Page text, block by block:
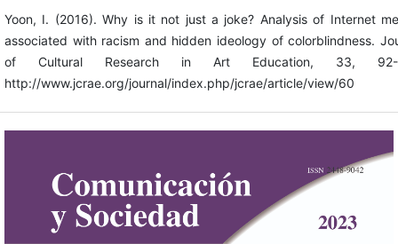
Yoon, I. (2016). Why is it not just a joke? Analysis of Internet
associated with racism and hidden ideology of colorblindness.
of Cultural Research in Art Education, 33, 92-
http://www.jcrae.org/journal/index.php/jcrae/article/view/60